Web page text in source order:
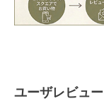
ユーザレビュー